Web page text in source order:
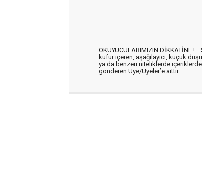
OKUYUCULARIMIZIN DİKKATİNE
küfür içeren, aşağılayıcı, küçük
ya da benzeri niteliklerde
gönderen Üye/Üyeler’e aittir.